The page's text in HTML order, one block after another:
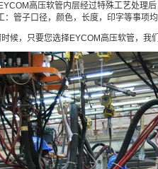
高压软管内层经过特殊工艺处理
：管子口径，颜色，长度，印字等事项均
候，只要您选择EYCOM高压软管，我